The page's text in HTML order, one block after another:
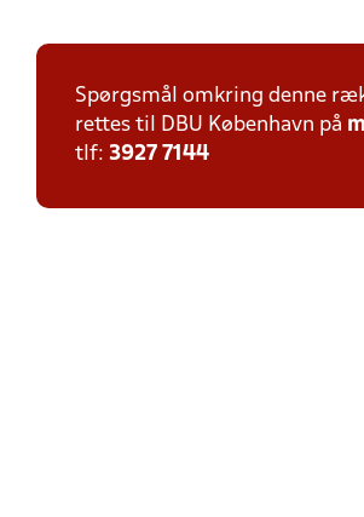
Spørgsmål omkring denne
rettes til DBU København på
tlf: 3927 7144